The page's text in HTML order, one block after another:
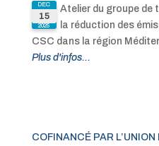
DEC
15
2025
Atelier du groupe de
la réduction des
CSC dans la région
Plus d'infos...
COFINANCÉ PAR